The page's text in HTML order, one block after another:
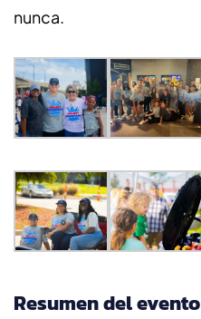
nunca.
Resumen del evento